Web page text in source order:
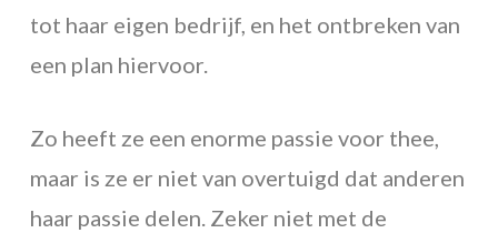
tot haar eigen bedrijf, en het ontbreken van
een plan hiervoor.
Zo heeft ze een enorme passie voor thee,
maar is ze er niet van overtuigd dat anderen
haar passie delen. Zeker niet met de